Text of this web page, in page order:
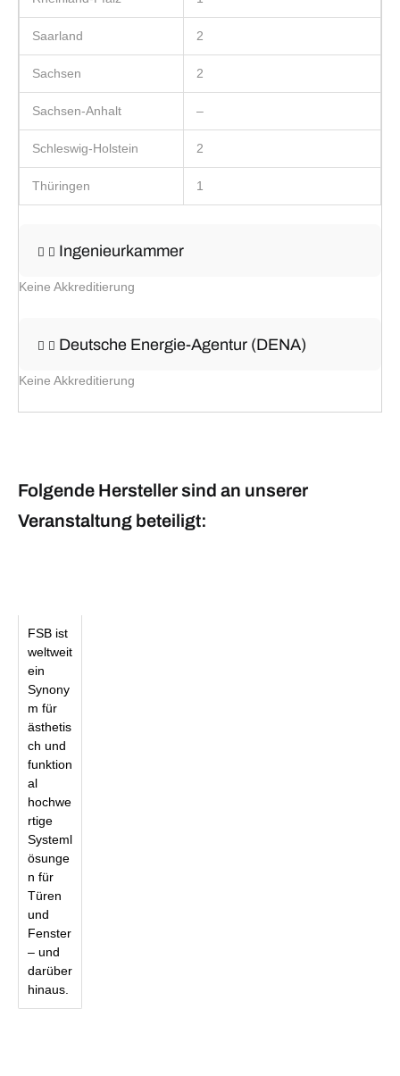
Saarland 2
Sachsen 2
Sachsen-Anhalt –
Schleswig-Holstein 2
Thüringen 1
Ingenieurkammer
Keine Akkreditierung
Deutsche Energie-Agentur (DENA)
Keine Akkreditierung
Folgende Hersteller sind an unserer
Veranstaltung beteiligt:
FSB ist
weltweit
ein
Synony
m für
ästhetis
ch und
funktion
al
hochwe
rtige
Systeml
ösunge
n für
Türen
und
Fenster
– und
darüber
hinaus.